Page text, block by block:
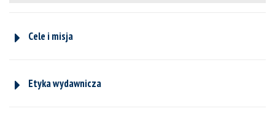
Cele i misja
Etyka wydawnicza